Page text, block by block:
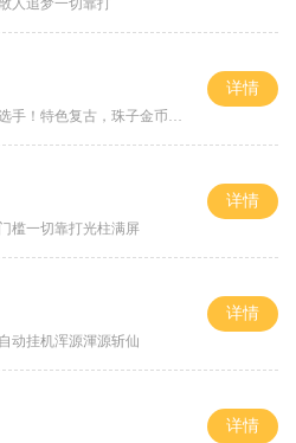
人追梦一切靠打
！特色复古，珠子金币释放珠子
详情
槛一切靠打光柱满屏
详情
动挂机浑源渾源斩仙
详情
详情